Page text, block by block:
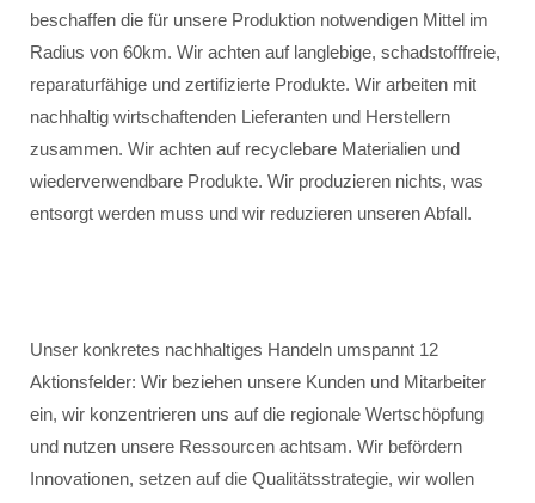
beschaffen die für unsere Produktion notwendigen Mittel im
Radius von 60km. Wir achten auf langlebige, schadstofffreie,
reparaturfähige und zertifizierte Produkte. Wir arbeiten mit
nachhaltig wirtschaftenden Lieferanten und Herstellern
zusammen. Wir achten auf recyclebare Materialien und
wiederverwendbare Produkte. Wir produzieren nichts, was
entsorgt werden muss und wir reduzieren unseren Abfall.
Unser konkretes nachhaltiges Handeln umspannt 12
Aktionsfelder: Wir beziehen unsere Kunden und Mitarbeiter
ein, wir konzentrieren uns auf die regionale Wertschöpfung
und nutzen unsere Ressourcen achtsam. Wir befördern
Innovationen, setzen auf die Qualitätsstrategie, wir wollen